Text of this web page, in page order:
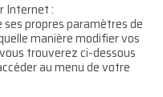
Internet :
propres paramètres de
manière modifier vos
trouverez ci-dessous
au menu de votre